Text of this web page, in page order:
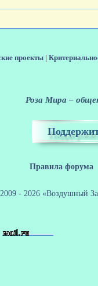
проекты
Роза Мира –
Правила форума
- 2026 «Воздушный